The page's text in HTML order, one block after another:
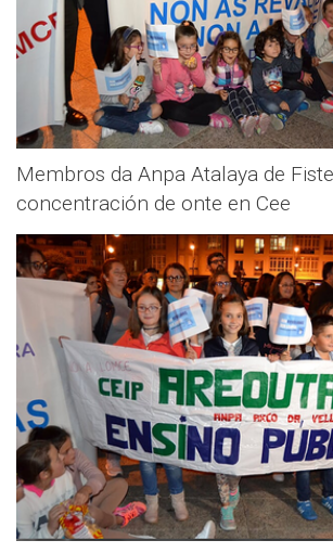
Membros da Anpa Atalaya de
concentración de onte en Cee